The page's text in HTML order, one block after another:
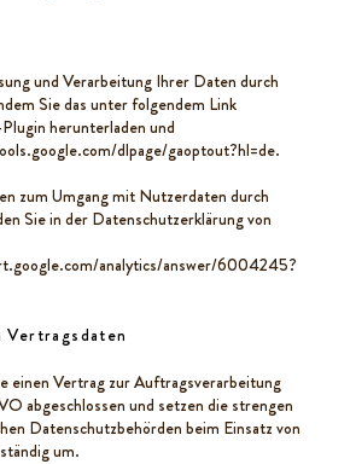
und Verarbeitung Ihrer Daten durch
Sie das unter folgendem Link
herunterladen und
dlpage/gaoptout?hl=de.
zum Umgang mit Nutzerdaten durch
Sie in der Datenschutzerklärung von
analytics/answer/6004245?
Vertragsdaten
einen Vertrag zur Auftragsverarbeitung
abgeschlossen und setzen die strengen
Datenschutzbehörden beim Einsatz von
um.